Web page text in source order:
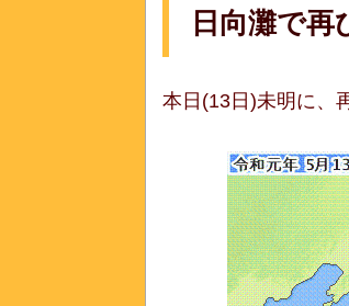
日向灘で再
本日(13日)未明に、